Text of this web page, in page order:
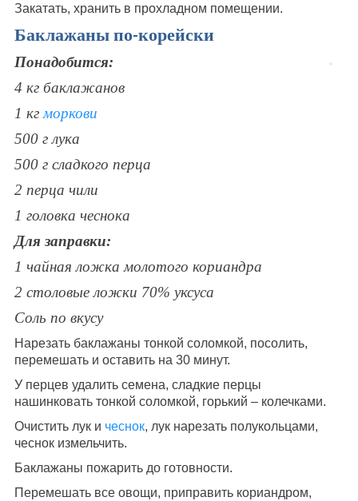
Закатать, хранить в прохладном помещении.
Баклажаны по-корейски
Понадобится:
4 кг баклажанов
1 кгморкови
500 г лука
500 г сладкого перца
2 перца чили
1 головка чеснока
Для заправки:
1 чайная ложка молотого кориандра
2 столовые ложки 70% уксуса
Соль по вкусу
Нарезать баклажаны тонкой соломкой, посолить,
перемешать и оставить на 30 минут.
У перцев удалить семена, сладкие перцы
нашинковать тонкой соломкой, горький – колечками.
Очистить лук и чеснок, лук нарезать полукольцами,
чеснок измельчить.
Баклажаны пожарить до готовности.
Перемешать все овощи, приправить кориандром,